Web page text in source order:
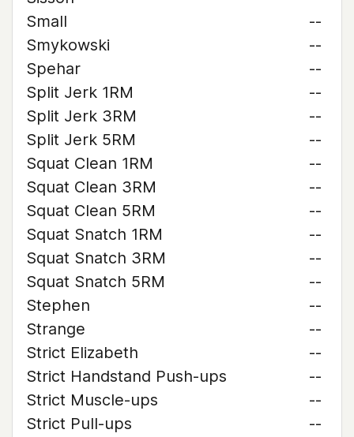
Small
--
Smykowski
--
Spehar
--
Split Jerk 1RM
--
Split Jerk 3RM
--
Split Jerk 5RM
--
Squat Clean 1RM
--
Squat Clean 3RM
--
Squat Clean 5RM
--
Squat Snatch 1RM
--
Squat Snatch 3RM
--
Squat Snatch 5RM
--
Stephen
--
Strange
--
Strict Elizabeth
--
Strict Handstand Push-ups
--
Strict Muscle-ups
--
Strict Pull-ups
--